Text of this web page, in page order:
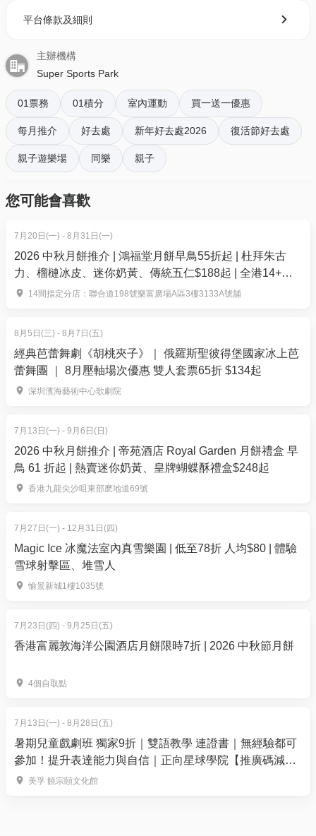
所有入場人士(4歲或以上)均須購票入場 一人一票
大小同價，9歲以下小童須成人購票陪同入場
每位成人每時段只可陪同兩位小童入場
每位進入Super Sports Park人士必需簽妥免責聲明
後才可進場 (18歲以下必需由成年人簽名)
所有入場人士必須穿著Super Sports Park防滑襪
設施:
匹克球即係咩啊？結合羽毛球、乒乓球同網球嘅樂
趣，適合所有年齡層，就算新手都好易上手！
SSP全新團體遊戲｜賽車對決 等你組隊挑機！
🏎️ 賽車模擬器｜即時對戰・以速度技術取勝！
快、鬥準、鬥反應，感受真正嘅速度與激情！
- 會員可以下載《香港01》流動應用程式(APP) ，並以
按「門票」> 點擊相關活動電子門票；
- 透過訂單電郵內按「查看電子票」連結; 部份活動設
有電子門票附件(PDF)。
4. 我預訂了活動，但還沒收到確認電郵，該怎樣辦？
- 如果仍未能找到確認電郵，你可以電郵到
01space@hk01.com 與我們聯絡。
5. 下單後，我可以修改訂單或申請退款嗎？
訂單確認後，不設修改及退款，如需更多協助，請電
郵到 01space@hk01.com。
6. 如何賺取及使用 01 積分？
再賺，賺完再買、再食、再玩！
平台條款及細則
主辦機構
Super Sports Park
01票務 01積分 室內運動 買一送一優惠
每月推介 好去處 新年好去處2026 復活節好去處
親子遊樂場 同樂 親子
您可能會喜歡
7月20日(一) - 8月31日(一)
2026 中秋月餅推介 | 鴻福堂月餅早鳥55折起 | 杜拜朱古
力、榴槤冰皮、迷你奶黃、傳統五仁$188起 | 全港14+分
店換領
14間指定分店：聯合道198號樂富廣場A區3樓3133A號舖
8月5日(三) - 8月7日(五)
經典芭蕾舞劇《胡桃夾子》｜ 俄羅斯聖彼得堡國家冰上芭
蕾舞團 ｜ 8月壓軸場次優惠 雙人套票65折 $134起
深圳濱海藝術中心歌劇院
7月13日(一) - 9月6日(日)
2026 中秋月餅推介 | 帝苑酒店 Royal Garden 月餅禮盒 早
鳥 61 折起 | 熱賣迷你奶黃、皇牌蝴蝶酥禮盒$248起
香港九龍尖沙咀東部麽地道69號
7月27日(一) - 12月31日(四)
Magic Ice 冰魔法室內真雪樂園 | 低至78折 人均$80 | 體驗
雪球射擊區、堆雪人
愉景新城1樓1035號
7月23日(四) - 9月25日(五)
香港富麗敦海洋公園酒店月餅限時7折 | 2026 中秋節月餅
4個自取點
7月13日(一) - 8月28日(五)
暑期兒童戲劇班 獨家9折｜雙語教學 連證書｜無經驗都可
參加！提升表達能力與自信｜正向星球學院【推廣碼減
$100】
美孚 饒宗頤文化館